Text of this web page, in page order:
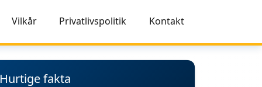
Vilkår Privatlivspolitik Kontakt
Hurtige fakta